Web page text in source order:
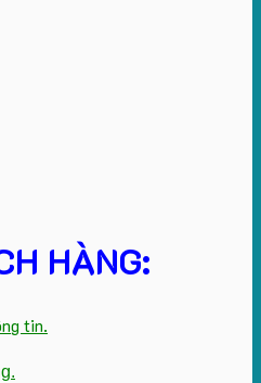
HÀNG:
tin.